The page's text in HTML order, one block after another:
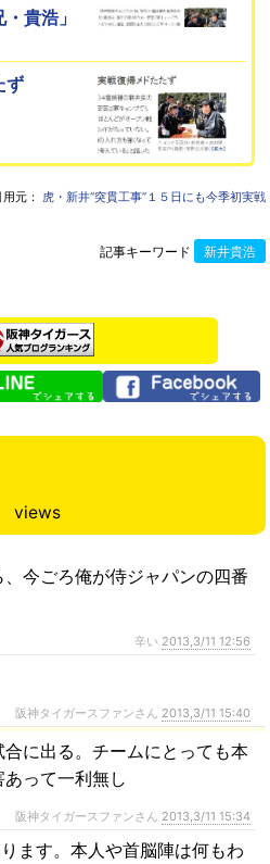
貴浩」
ず
用元： 虎・新井“突貫工事”１５日にも今季初実戦
記事キーワード 新井貴浩
views
今ごろ俺が侍ジャパンの四番
辛い 2013,3/11 12:56
阪神タイガースファンさん 2013,3/11 15:40
に出る。チームにとっても本
って一利無し
阪神タイガースファンさん 2013,3/11 15:34
ます。本人や首脳陣は何もわ